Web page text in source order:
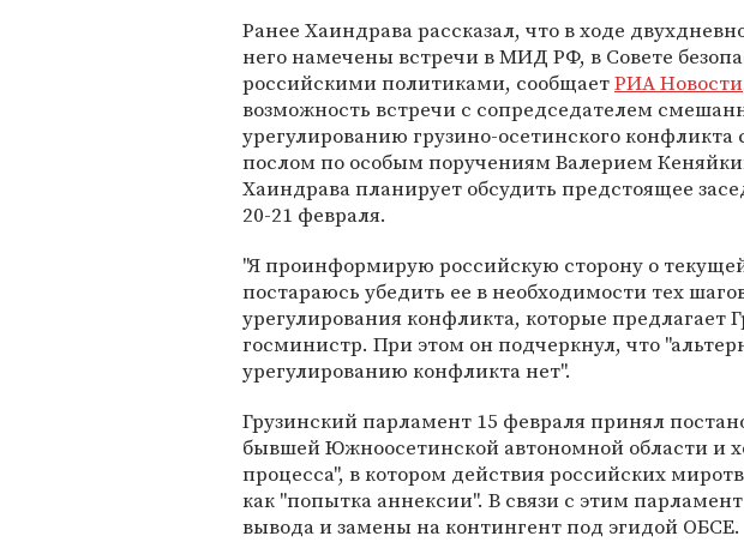
Ранее Хаиндрава рассказал, что в ходе
него намечены встречи в МИД РФ, в Совете
российскими политиками, сообщаетРИА Новости
возможность встречи с сопредседателем
урегулированию грузино-осетинского конфликта
послом по особым поручениям Валерием
Хаиндрава планирует обсудить предстоящее
20-21 февраля.
"Я проинформирую российскую сторону о
постараюсь убедить ее в необходимости тех
урегулирования конфликта, которые предлагает
госминистр. При этом он подчеркнул, что
урегулированию конфликта нет".
Грузинский парламент 15 февраля принял
бывшей Южноосетинской автономной области и
процесса", в котором действия российских
как "попытка аннексии". В связи с этим
вывода и замены на контингент под эгидой ОБСЕ.